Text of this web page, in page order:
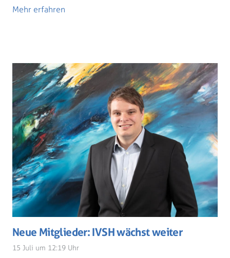
Mehr erfahren
Neue Mitglieder: IVSH wächst weiter
15 Juli um 12:19 Uhr